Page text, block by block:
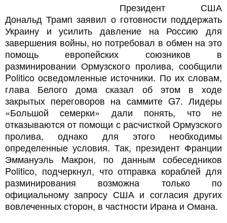
Президент США
Дональд Трамп заявил о готовности поддержать
Украину и усилить давление на Россию для
завершения войны, но потребовал в обмен на это
помощь европейских союзников в
разминировании Ормузского пролива, сообщили
Politico осведомленные источники. По их словам,
глава Белого дома сказал об этом в ходе
закрытых переговоров на саммите G7. Лидеры
«Большой семерки» дали понять, что не
отказываются от помощи с расчисткой Ормузского
пролива, однако для этого необходимы
определенные условия. Так, президент Франции
Эммануэль Макрон, по данным собеседников
Politico, подчеркнул, что отправка кораблей для
разминирования возможна только по
официальному запросу США и согласия других
вовлеченных сторон, в частности Ирана и Омана.